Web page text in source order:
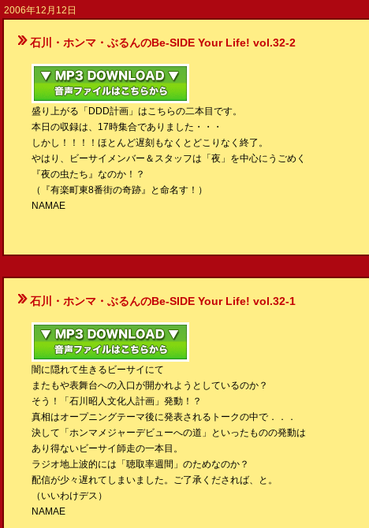
2006年12月12日
石川・ホンマ・ぶるんのBe-SIDE Your Life! vol.32-2
盛り上がる「DDD計画」はこちらの二本目です。
本日の収録は、17時集合でありました・・・
しかし！！！！ほとんど遅刻もなくとどこりなく終了。
やはり、ビーサイメンバー＆スタッフは「夜」を中心にうごめく
『夜の虫たち』なのか！？
（『有楽町東8番街の奇跡』と命名す！）
NAMAE
石川・ホンマ・ぶるんのBe-SIDE Your Life! vol.32-1
闇に隠れて生きるビーサイにて
またもや表舞台への入口が開かれようとしているのか？
そう！「石川昭人文化人計画」発動！？
真相はオープニングテーマ後に発表されるトークの中で．．．
決して「ホンマメジャーデビューへの道」といったものの発動は
あり得ないビーサイ師走の一本目。
ラジオ地上波的には「聴取率週間」のためなのか？
配信が少々遅れてしまいました。ご了承くだされば、と。
（いいわけデス）
NAMAE